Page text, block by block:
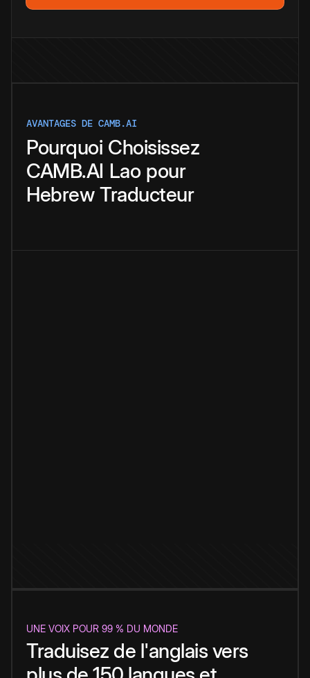
AVANTAGES DE CAMB.AI
Pourquoi Choisissez
CAMB.AI Lao pour
Hebrew Traducteur
UNE VOIX POUR 99 % DU MONDE
Traduisez de l'anglais vers